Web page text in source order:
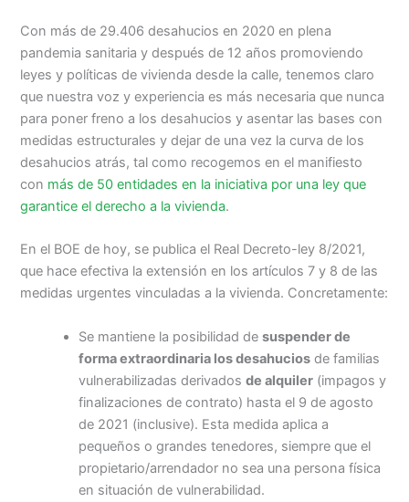
Con más de 29.406 desahucios en 2020 en plena
pandemia sanitaria y después de 12 años promoviendo
leyes y políticas de vivienda desde la calle, tenemos claro
que nuestra voz y experiencia es más necesaria que nunca
para poner freno a los desahucios y asentar las bases con
medidas estructurales y dejar de una vez la curva de los
desahucios atrás, tal como recogemos en el manifiesto
con más de 50 entidades en la iniciativa por una ley que
garantice el derecho a la vivienda.
En el BOE de hoy, se publica el Real Decreto-ley 8/2021,
que hace efectiva la extensión en los artículos 7 y 8 de las
medidas urgentes vinculadas a la vivienda. Concretamente:
Se mantiene la posibilidad desuspender de
forma extraordinaria los desahucios de familias
vulnerabilizadas derivadosde alquiler (impagos y
finalizaciones de contrato) hasta el 9 de agosto
de 2021 (inclusive). Esta medida aplica a
pequeños o grandes tenedores, siempre que el
propietario/arrendador no sea una persona física
en situación de vulnerabilidad.